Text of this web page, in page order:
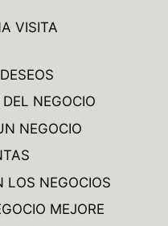
VISITA
NEGOCIO
NEGOCIO
LOS NEGOCIOS
MEJORE